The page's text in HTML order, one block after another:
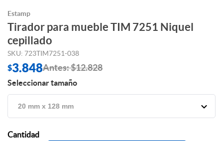
Estamp
Tirador para mueble TIM 7251 Niquel
cepillado
SKU: 723TIM7251-038
$3.848Antes: $12.828
Seleccionar tamaño
Cantidad